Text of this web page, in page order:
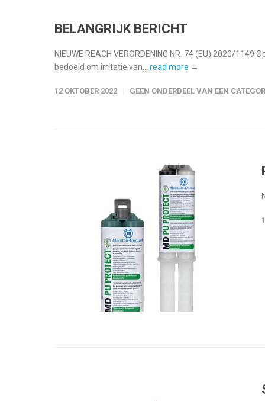
BELANGRIJK BERICHT
NIEUWE REACH VERORDENING NR. 74 (EU) 2020/
bedoeld om irritatie van... read more →
12 OKTOBER 2022 GEEN ONDERDEEL VAN EEN